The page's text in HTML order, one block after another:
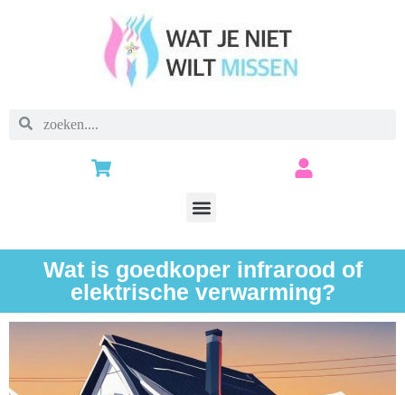
Wat is goedkoper infrarood of
elektrische verwarming?